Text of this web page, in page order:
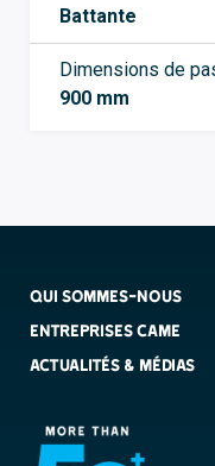
Battante
Dimensions de
900 mm
QUI SOMMES-NOUS
ENTREPRISES CAME
ACTUALITÉS & MÉDIAS